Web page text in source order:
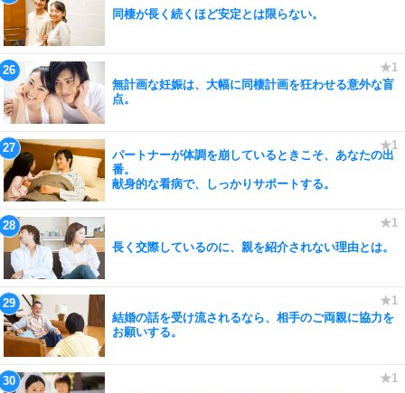
同棲が長く続くほど安定とは限らない。
無計画な妊娠は、大幅に同棲計画を狂わせる意外な盲
点。
パートナーが体調を崩しているときこそ、あなたの出
番。
献身的な看病で、しっかりサポートする。
長く交際しているのに、親を紹介されない理由とは。
結婚の話を受け流されるなら、相手のご両親に協力を
お願いする。